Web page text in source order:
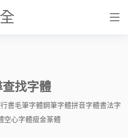
查找字體
行書毛筆字體鋼筆字體拼音字體書法字
空心字體瘦金篆體